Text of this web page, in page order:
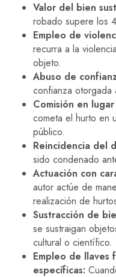
Valor del bien
robado supere los
Empleo de
recurra a la
objeto.
Abuso de
confianza otorgada
Comisión en
cometa el hurto en
público.
Reincidencia del
sido condenado
Actuación con
autor actúe de
realización de
Sustracción de
se sustraigan
cultural o científico.
Empleo de llaves
específicas: